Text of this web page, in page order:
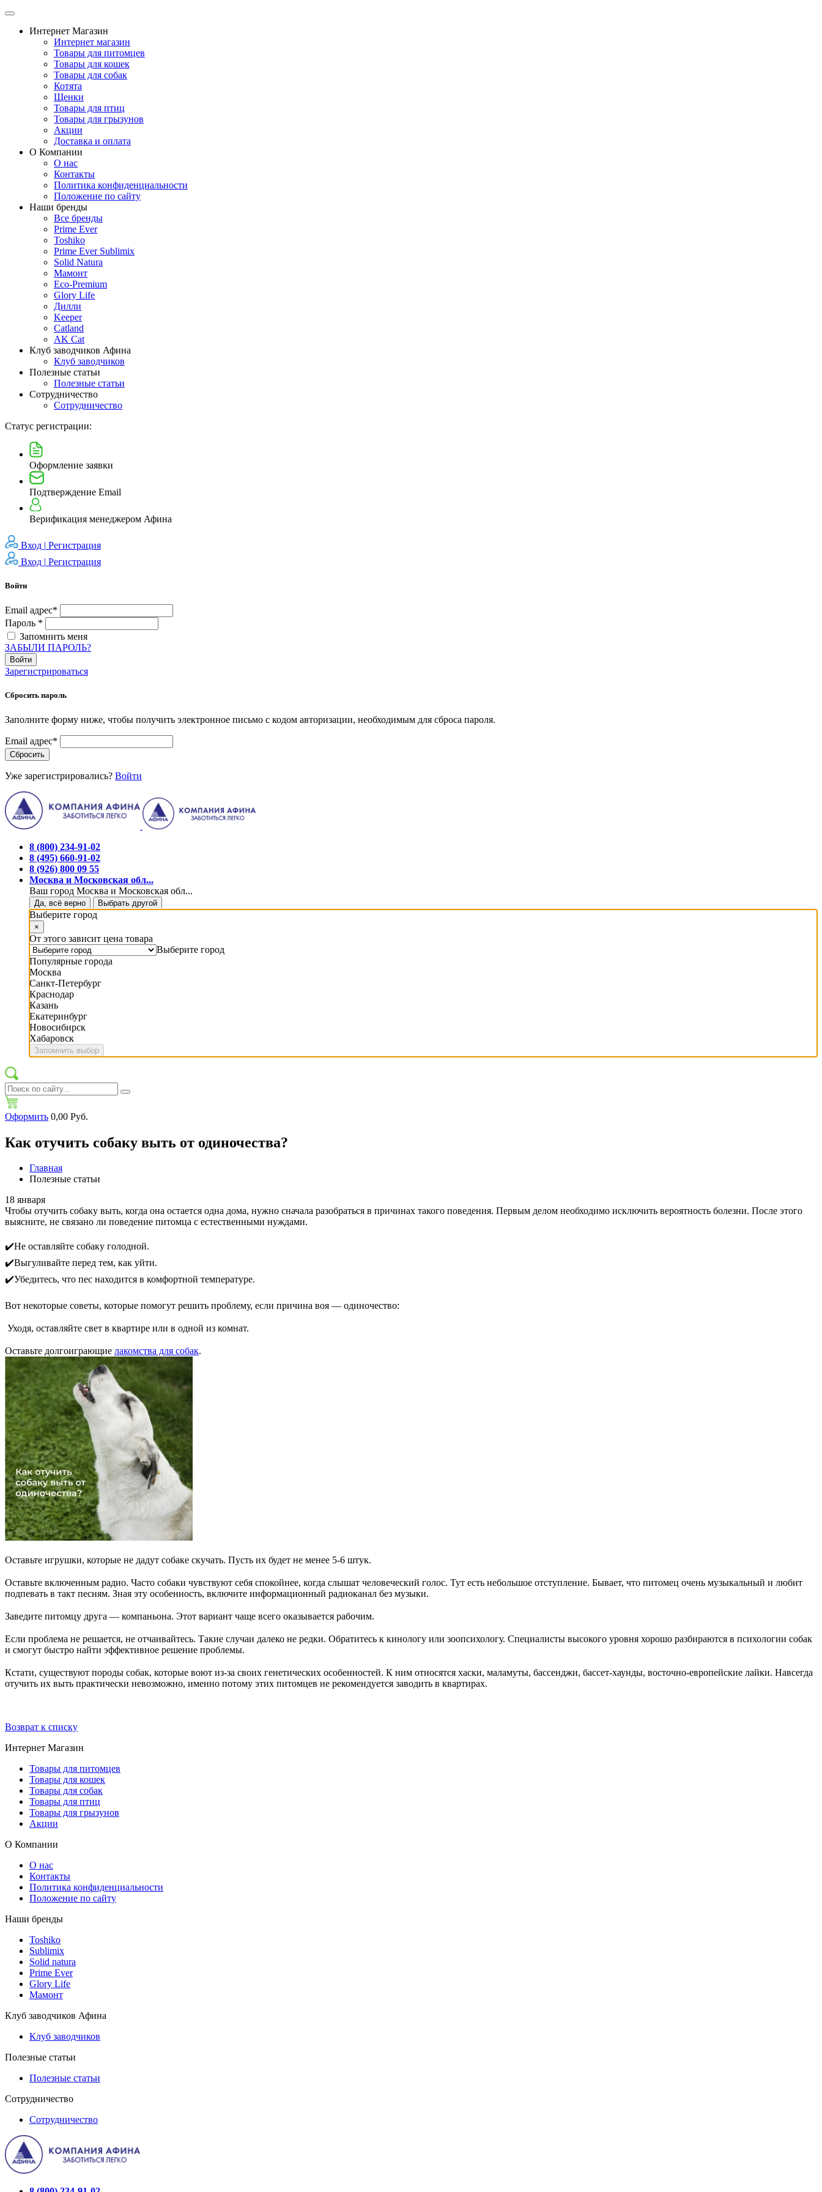
Интернет Магазин
Интернет магазин
Товары для питомцев
Товары для кошек
Товары для собак
Котята
Щенки
Товары для птиц
Товары для грызунов
Акции
Доставка и оплата
О Компании
О нас
Контакты
Политика конфиденциальности
Положение по сайту
Наши бренды
Все бренды
Prime Ever
Toshiko
Prime Ever Sublimix
Solid Natura
Мамонт
Eco-Premium
Glory Life
Дилли
Keeper
Catland
AK Cat
Клуб заводчиков Афина
Клуб заводчиков
Полезные статьи
Полезные статьи
Сотрудничество
Сотрудничество
Статус регистрации:
Оформление заявки
Подтверждение Email
Верификация менеджером Афина
Вход | Регистрация
Вход | Регистрация
Войти
Email адрес*
Пароль *
Запомнить меня
ЗАБЫЛИ ПАРОЛЬ?
Войти
Зарегистрироваться
Сбросить пароль
Заполните форму ниже, чтобы получить электронное письмо с кодом авторизации, необходимым для сброса пароля.
Email адрес*
Сбросить
Уже зарегистрировались? Войти
8 (800) 234-91-02
8 (495) 660-91-02
8 (926) 800 09 55
Москва и Московская обл...
Ваш город Москва и Московская обл...
Да, всё верно Выбрать другой
Выберите город
×
От этого зависит цена товара
Выберите город
Популярные города
Москва
Санкт-Петербург
Краснодар
Казань
Екатеринбург
Новосибирск
Хабаровск
Запомнить выбор
Оформить 0,00 Руб.
Как отучить собаку выть от одиночества?
Главная
Полезные статьи
18 января
Чтобы отучить собаку выть, когда она остается одна дома, нужно сначала разобраться в причинах такого поведения. Первым делом необходимо исключить вероятность болезни. После этого
выясните, не связано ли поведение питомца с естественными нуждами.
✔️Не оставляйте собаку голодной.
✔️Выгуливайте перед тем, как уйти.
✔️Убедитесь, что пес находится в комфортной температуре.
Вот некоторые советы, которые помогут решить проблему, если причина воя — одиночество:
Уходя, оставляйте свет в квартире или в одной из комнат.
Оставьте долгоиграющие лакомства для собак.
Оставьте игрушки, которые не дадут собаке скучать. Пусть их будет не менее 5-6 штук.
Оставьте включенным радио. Часто собаки чувствуют себя спокойнее, когда слышат человеческий голос. Тут есть небольшое отступление. Бывает, что питомец очень музыкальный и любит
подпевать в такт песням. Зная эту особенность, включите информационный радиоканал без музыки.
Заведите питомцу друга — компаньона. Этот вариант чаще всего оказывается рабочим.
Если проблема не решается, не отчаивайтесь. Такие случаи далеко не редки. Обратитесь к кинологу или зоопсихологу. Специалисты высокого уровня хорошо разбираются в психологии собак
и смогут быстро найти эффективное решение проблемы.
Кстати, существуют породы собак, которые воют из-за своих генетических особенностей. К ним относятся хаски, маламуты, бассенджи, бассет-хаунды, восточно-европейские лайки. Навсегда
отучить их выть практически невозможно, именно потому этих питомцев не рекомендуется заводить в квартирах.
Возврат к списку
Интернет Магазин
Товары для питомцев
Товары для кошек
Товары для собак
Товары для птиц
Товары для грызунов
Акции
О Компании
О нас
Контакты
Политика конфиденциальности
Положение по сайту
Наши бренды
Toshiko
Sublimix
Solid natura
Prime Ever
Glory Life
Мамонт
Клуб заводчиков Афина
Клуб заводчиков
Полезные статьи
Полезные статьи
Сотрудничество
Сотрудничество